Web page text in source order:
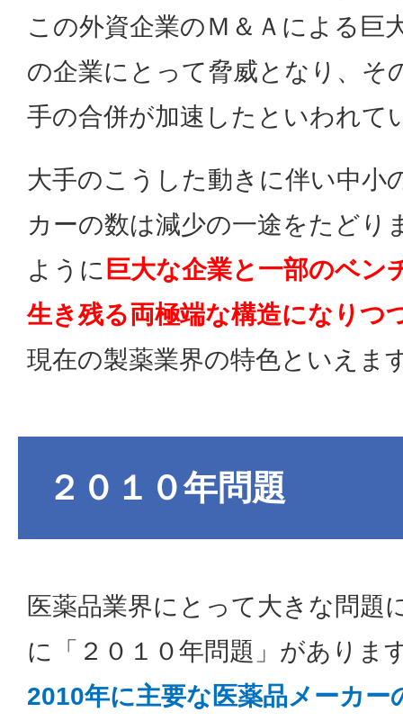
この外資企業のＭ＆Ａによる巨
の企業にとって脅威となり、そ
手の合併が加速したといわれて
大手のこうした動きに伴い中小
カーの数は減少の一途をたどり
ように 巨大な企業と一部のベン
生き残る両極端な構造になりつ
現在の製薬業界の特色といえま
２０１０年問題
医薬品業界にとって大きな問題
に「２０１０年問題」がありま
2010年に主要な医薬品メーカー